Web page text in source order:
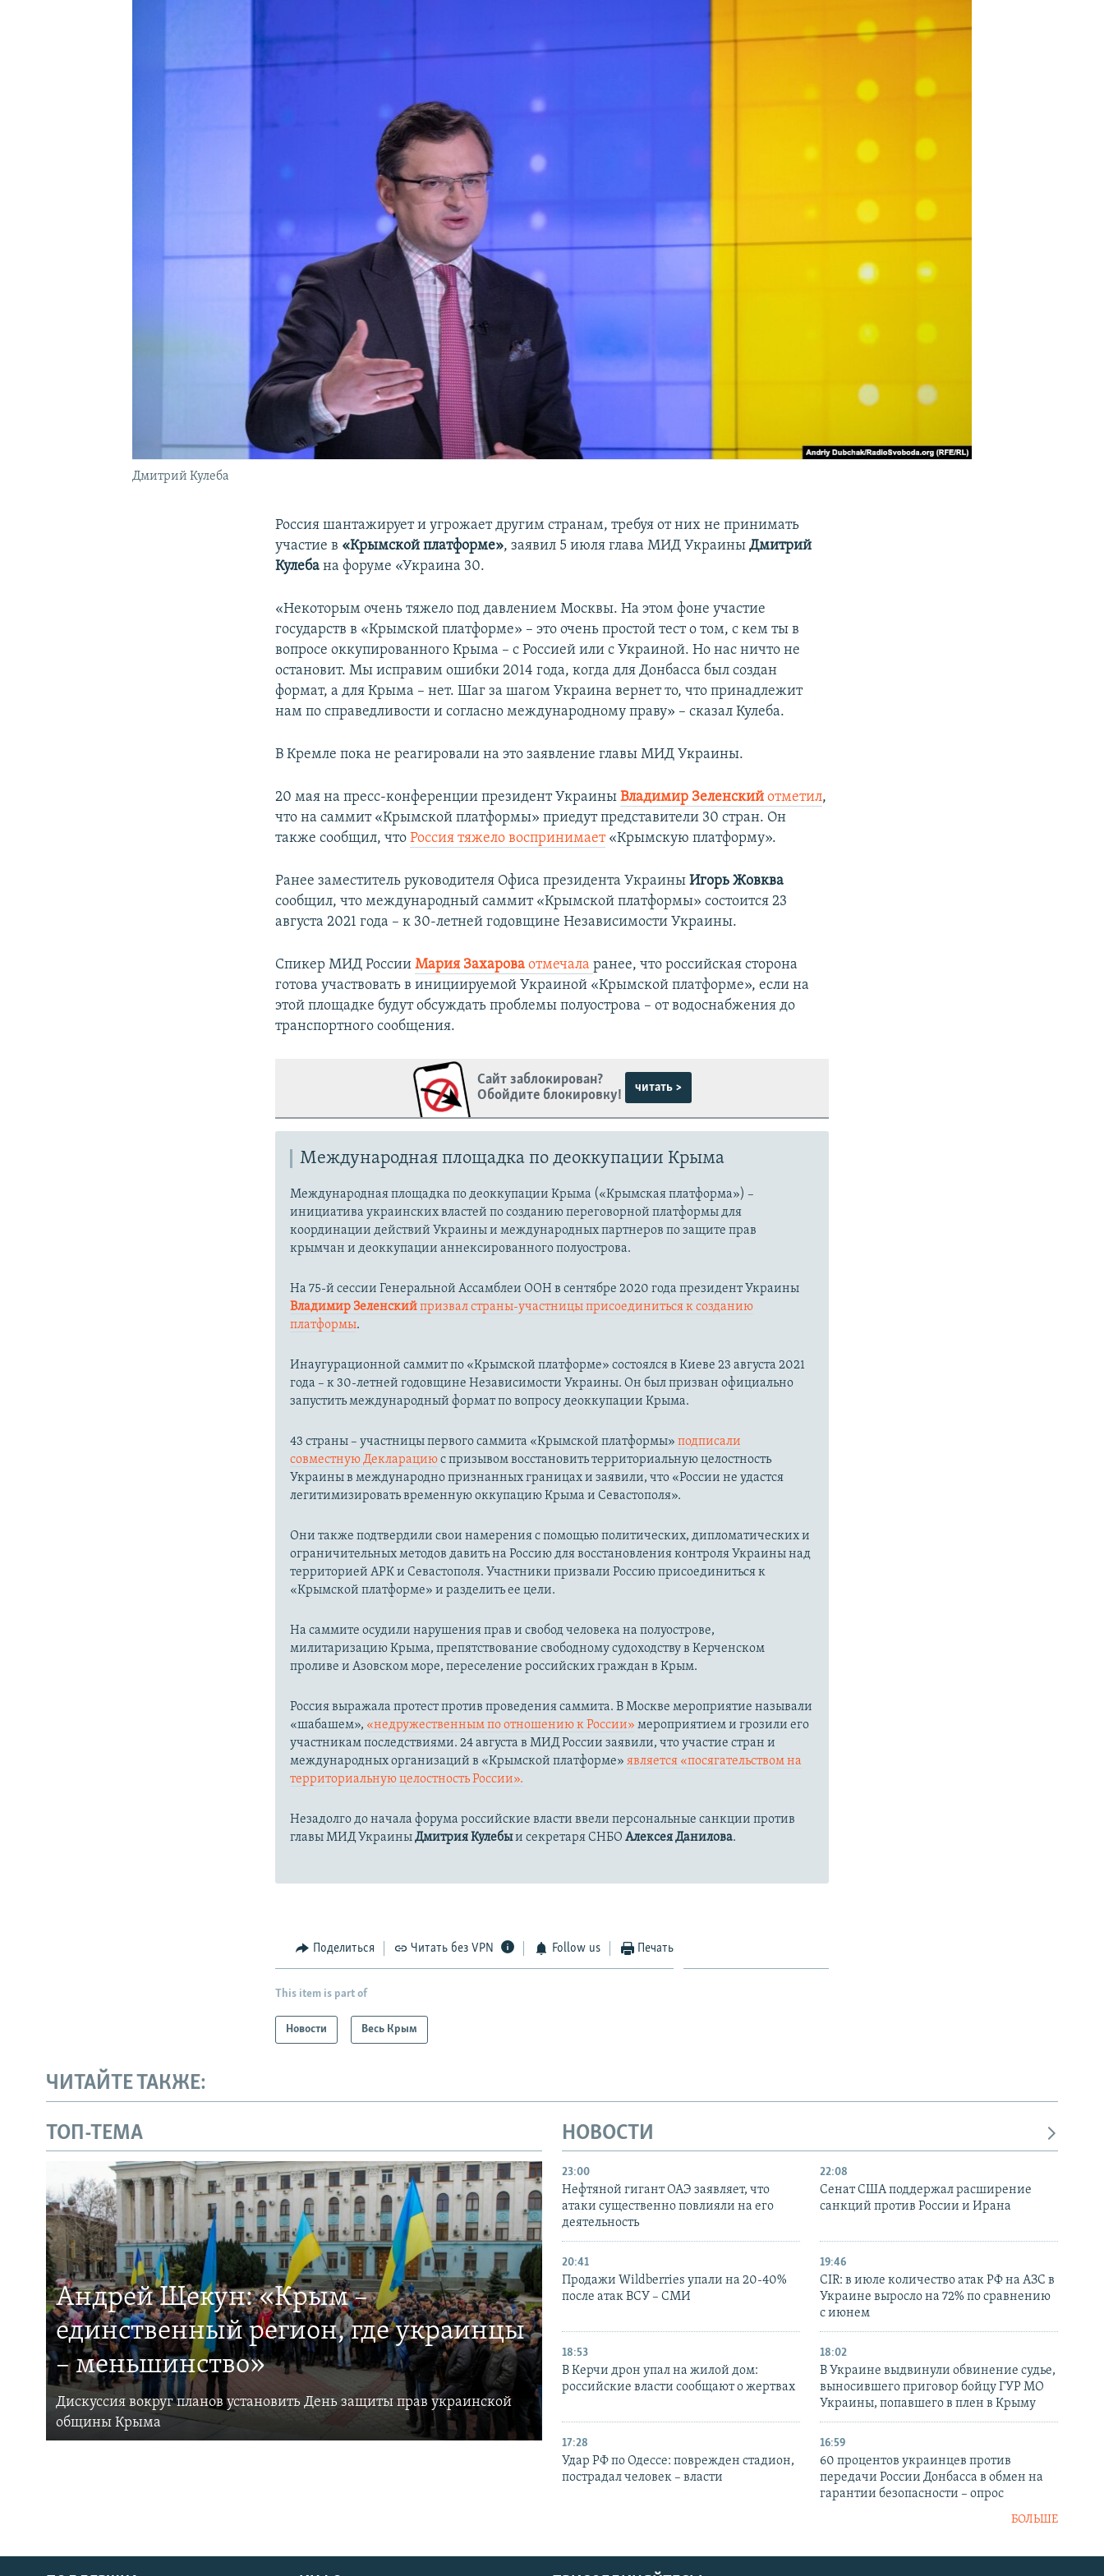
Дмитрий Кулеба
Россия шантажирует и угрожает другим странам, требуя от них не принимать
участие в «Крымской платформе», заявил 5 июля глава МИД УкраиныДмитрий
Кулеба на форуме «Украина 30.
«Некоторым очень тяжело под давлением Москвы. На этом фоне участие
государств в «Крымской платформе» – это очень простой тест о том, с кем ты в
вопросе оккупированного Крыма – с Россией или с Украиной. Но нас ничто не
остановит. Мы исправим ошибки 2014 года, когда для Донбасса был создан
формат, а для Крыма – нет. Шаг за шагом Украина вернет то, что принадлежит
нам по справедливости и согласно международному праву» – сказал Кулеба.
В Кремле пока не реагировали на это заявление главы МИД Украины.
20 мая на пресс-конференции президент УкраиныВладимир Зеленский отметил,
что на саммит «Крымской платформы» приедут представители 30 стран. Он
также сообщил, чтоРоссия тяжело воспринимает«Крымскую платформу».
Ранее заместитель руководителя Офиса президента УкраиныИгорь Жовква
сообщил, что международный саммит «Крымской платформы» состоится 23
августа 2021 года – к 30-летней годовщине Независимости Украины.
Спикер МИД России Мария Захарова отмечала ранее, что российская сторона
готова участвовать в инициируемой Украиной «Крымской платформе», если на
этой площадке будут обсуждать проблемы полуострова – от водоснабжения до
транспортного сообщения.
Сайт заблокирован?
Обойдите блокировку!
читать >
Международная площадка по деоккупации Крыма
Международная площадка по деоккупации Крыма («Крымская платформа») –
инициатива украинских властей по созданию переговорной платформы для
координации действий Украины и международных партнеров по защите прав
крымчан и деоккупации аннексированного полуострова.
На 75-й сессии Генеральной Ассамблеи ООН в сентябре 2020 года президент Украины
Владимир Зеленскийпризвал страны-участницы присоединиться к созданию
платформы.
Инаугурационной саммит по «Крымской платформе» состоялся в Киеве 23 августа 2021
года – к 30-летней годовщине Независимости Украины. Он был призван официально
запустить международный формат по вопросу деоккупации Крыма.
43 страны – участницы первого саммита «Крымской платформы»подписали
совместную Декларациюс призывом восстановить территориальную целостность
Украины в международно признанных границах и заявили, что «России не удастся
легитимизировать временную оккупацию Крыма и Севастополя».
Они также подтвердили свои намерения с помощью политических, дипломатических и
ограничительных методов давить на Россию для восстановления контроля Украины над
территорией АРК и Севастополя. Участники призвали Россию присоединиться к
«Крымской платформе» и разделить ее цели.
На саммите осудили нарушения прав и свобод человека на полуострове,
милитаризацию Крыма, препятствование свободному судоходству в Керченском
проливе и Азовском море, переселение российских граждан в Крым.
Россия выражала протест против проведения саммита. В Москве мероприятие называли
«шабашем», «недружественным по отношению к России» мероприятием и грозили его
участникам последствиями. 24 августа в МИД России заявили, что участие стран и
международных организаций в «Крымской платформе»является «посягательством на
территориальную целостность России».
Незадолго до начала форума российские власти ввели персональные санкции против
главы МИД УкраиныДмитрия Кулебыи секретаря СНБОАлексея Данилова.
Поделиться Читать без VPN Follow us Печать
This item is part of
Новости Весь Крым
ЧИТАЙТЕ ТАКЖЕ:
ТОП-ТЕМА
Андрей Щекун: «Крым –
единственный регион, где украинцы
– меньшинство»
Дискуссия вокруг планов установить День защиты прав украинской
общины Крыма
НОВОСТИ
23:00
Нефтяной гигант ОАЭ заявляет, что
атаки существенно повлияли на его
деятельность
22:08
Сенат США поддержал расширение
санкций против России и Ирана
20:41
Продажи Wildberries упали на 20-40%
после атак ВСУ – СМИ
19:46
CIR: в июле количество атак РФ на АЗС в
Украине выросло на 72% по сравнению
с июнем
18:53
В Керчи дрон упал на жилой дом:
российские власти сообщают о жертвах
18:02
В Украине выдвинули обвинение судье,
выносившего приговор бойцу ГУР МО
Украины, попавшего в плен в Крыму
17:28
Удар РФ по Одессе: поврежден стадион,
пострадал человек – власти
16:59
60 процентов украинцев против
передачи России Донбасса в обмен на
гарантии безопасности – опрос
БОЛЬШЕ